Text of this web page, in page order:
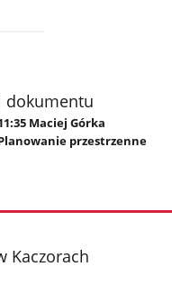
dokumentu
Maciej Górka
przestrzenne
Kaczorach